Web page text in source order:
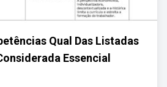
Qual Das Listadas
Essencial